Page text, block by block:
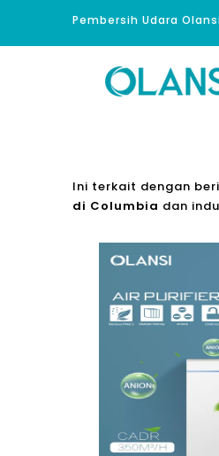
Pembersih Udara
Ini terkait dengan
di Columbia dan